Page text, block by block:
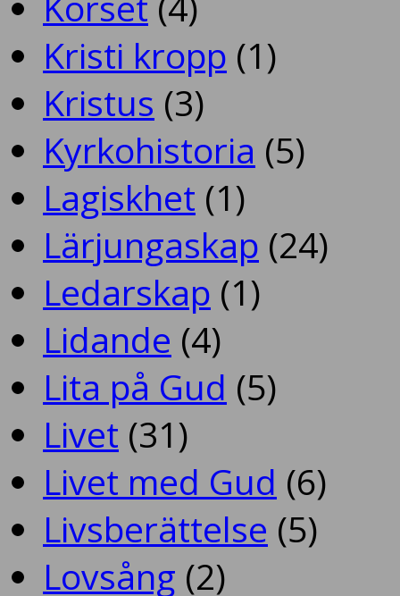
Kristi kropp (1)
Kristus (3)
Kyrkohistoria (5)
Lagiskhet (1)
Lärjungaskap (24)
Ledarskap (1)
Lidande (4)
Lita på Gud (5)
Livet (31)
Livet med Gud (6)
Livsberättelse (5)
Lovsång (2)